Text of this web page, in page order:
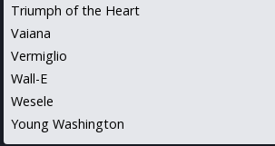
Triumph of the Heart
Vaiana
Vermiglio
Wall-E
Wesele
Young Washington